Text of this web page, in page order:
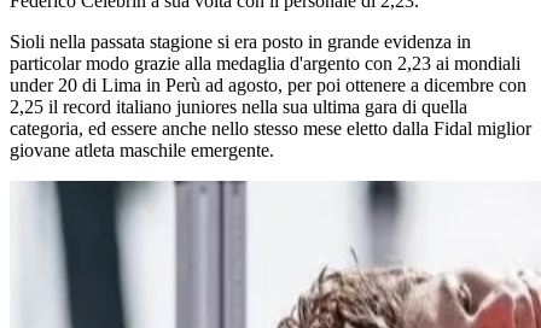
Sioli nella passata stagione si era posto in grande evidenza in
particolar modo grazie alla medaglia d'argento con 2,23 ai mondiali
under 20 di Lima in Perù ad agosto, per poi ottenere a dicembre con
2,25 il record italiano juniores nella sua ultima gara di quella
categoria, ed essere anche nello stesso mese eletto dalla Fidal miglior
giovane atleta maschile emergente.